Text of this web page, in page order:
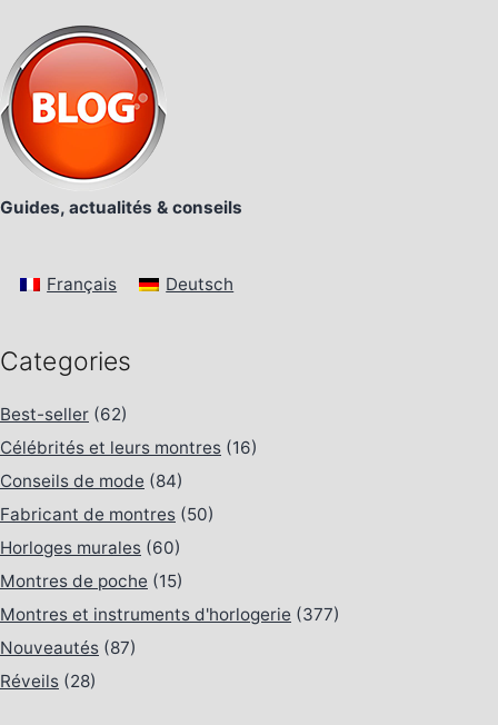
Guides, actualités & conseils
Français Deutsch
Categories
Best-seller (62)
Célébrités et leurs montres (16)
Conseils de mode (84)
Fabricant de montres (50)
Horloges murales (60)
Montres de poche (15)
Montres et instruments d'horlogerie (377)
Nouveautés (87)
Réveils (28)